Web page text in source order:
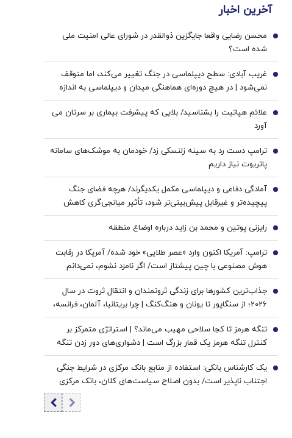
آخرین اخبار
محسن رضایی واقعا جایگزین ذوالقدر در شورای عالی امنیت ملی
شده است؟
1
غریب آبادی: سطح دیپلماسی در جنگ تغییر می‌کند، اما متوقف
نمی‌شود | در هیچ دوره‌ای هماهنگی میدان و دیپلماسی به اندازه
امروز نبود | ادبیاتمان در زمان جنگ، مانند ادبیاتمان در زمان صلح
باشد؟
2
علائم هپاتیت را بشناسید/ بلایی که پیشرفت بیماری بر سرتان می
آورد
3
ترامپ دست رد به سینه زلنسکی زد/ خودمان به موشک‌های سامانه
پاتریوت نیاز داریم
4
آمادگی دفاعی و دیپلماسی مکمل یکدیگرند/ هرچه فضای جنگ
پیچیده‌تر و غیرقابل پیش‌بینی‌تر شود، تأثیر میانجی‌گری کاهش
پیدا می‌کند/ نتانیاهو دنبال حفظ وضعیت «نه جنگ، نه صلح» در
منطقه است
5
رایزنی پوتین و محمد بن زاید درباره اوضاع منطقه 6
ترامپ: آمریکا اکنون وارد «عصر طلایی» خود شده/ آمریکا در رقابت
هوش مصنوعی با چین پیشتاز است/ اگر نامزد نشوم، نمی‌دانم
طرفدارانم باز هم رأی می‌دهند یا نه
7
جذاب‌ترین کشورها برای زندگی ثروتمندان و انتقال ثروت در سال
2026؛ از سنگاپور تا یونان و هنگ‌کنگ | چرا بریتانیا، آلمان، فرانسه،
نروژ و کره جنوبی درحال از دست دادن جذابیت هستند؟
8
تنگه هرمز تا کجا سلاحی مهیب می‌ماند؟ | استراتژی متمرکز بر
کنترل تنگه هرمز یک قمار بزرگ است | دشواری‌های دور زدن تنگه
برای نفت خام
9
یک کارشناس بانکی: استفاده از منابع بانک مرکزی در شرایط جنگی
اجتناب ناپذیر است/ بدون اصلاح سیاست‌های کلان، بانک مرکزی
10